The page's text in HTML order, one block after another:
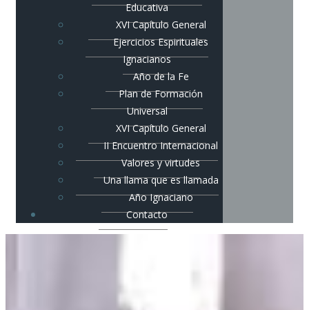
Educativa
XVI Capítulo General
Ejercicios Espirituales
Ignacianos
Año de la Fe
Plan de Formación
Universal
XVI Capítulo General
II Encuentro Internacional
Valores y virtudes
Una llama que es llamada
Año Ignaciano
Contacto